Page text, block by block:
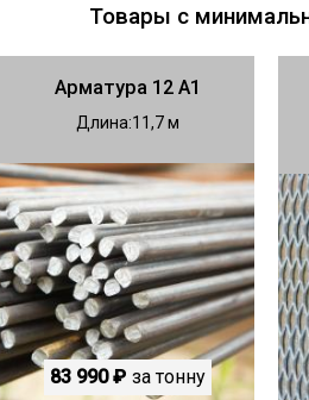
Товары с
Арматура 12 А1
Длина 11,7
83 990 ₽ за тонну